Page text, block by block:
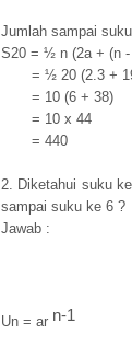
Jumlah sampai
S20 = ½ n (2a + (n -
= ½ 20 (2.3 +
= 10 (6 + 38)
= 10 x 44
= 440
2. Diketahui suku
sampai suku ke 6 ?
Jawab :
Un = ar n-1